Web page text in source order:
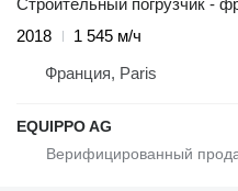
Строительный погрузчик -
2018
1 545 м/ч
Франция, Paris
EQUIPPO AG